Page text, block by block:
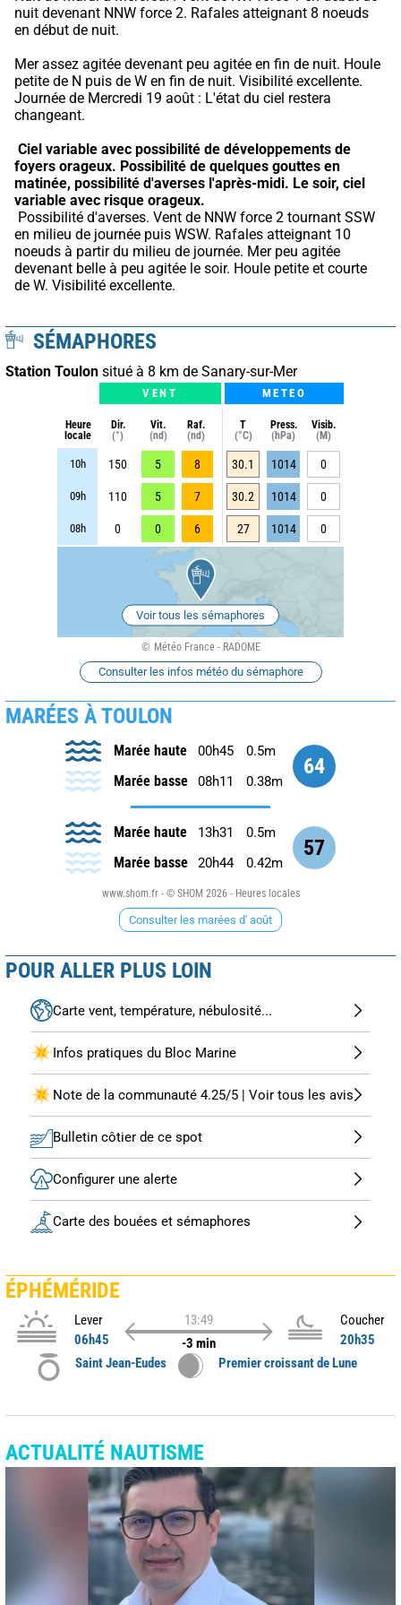
nuit devenant NNW force 2. Rafales atteignant 8 noeuds
en début de nuit.
Mer assez agitée devenant peu agitée en fin de nuit. Houle
petite de N puis de W en fin de nuit. Visibilité excellente.
Journée de Mercredi 19 août : L'état du ciel restera
changeant.
Ciel variable avec possibilité de développements de
foyers orageux. Possibilité de quelques gouttes en
matinée, possibilité d'averses l'après-midi. Le soir, ciel
variable avec risque orageux.
en milieu de journée puis WSW. Rafales atteignant 10
noeuds à partir du milieu de journée. Mer peu agitée
devenant belle à peu agitée le soir. Houle petite et courte
de W. Visibilité excellente.
SÉMAPHORES
Station Toulon situé à 8 km de Sanary-sur-Mer
VENT METEO
Heure
locale
Dir.
(°)
Vit.
(nd)
Raf.
(nd)
T
(°C)
Press.
(hPa)
Visib.
(M)
10h 150 5 8 30.1 1014 0
09h 110 5 7 30.2 1014 0
08h 0 0 6 27 1014 0
Voir tous les sémaphores
Météo France - RADOME
Consulter les infos météo du sémaphore
MARÉES À TOULON
64
Marée haute 00h45 0.5m
Marée basse 08h11 0.38m
57
Marée haute 13h31 0.5m
Marée basse 20h44 0.42m
www.shom.fr - © SHOM 2026 - Heures locales
Consulter les marées d' août
POUR ALLER PLUS LOIN
Carte vent, température, nébulosité...
Infos pratiques du Bloc Marine
Note de la communauté 4.25/5 | Voir tous les avis
Bulletin côtier de ce spot
Configurer une alerte
Carte des bouées et sémaphores
ÉPHÉMÉRIDE
Lever
06h45
13:49
-3 min
Coucher
20h35
Saint Jean-Eudes
Premier croissant de Lune
ACTUALITÉ NAUTISME